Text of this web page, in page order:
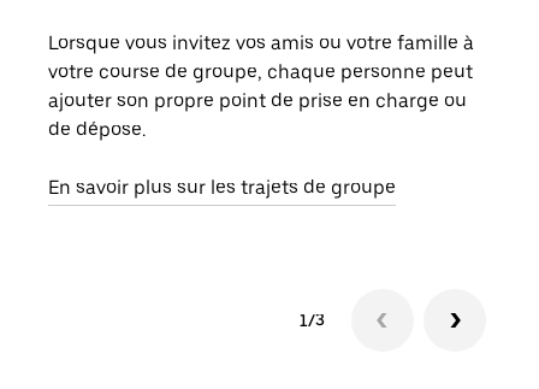
Lorsque vous invitez vos amis ou votre famille à
votre course de groupe, chaque personne peut
ajouter son propre point de prise en charge ou
de dépose.
En savoir plus sur les trajets de groupe
1/3